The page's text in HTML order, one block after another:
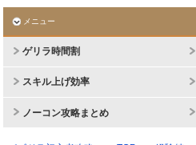
メニュー
ゲリラ時間割
スキル上げ効率
ノーコン攻略まとめ